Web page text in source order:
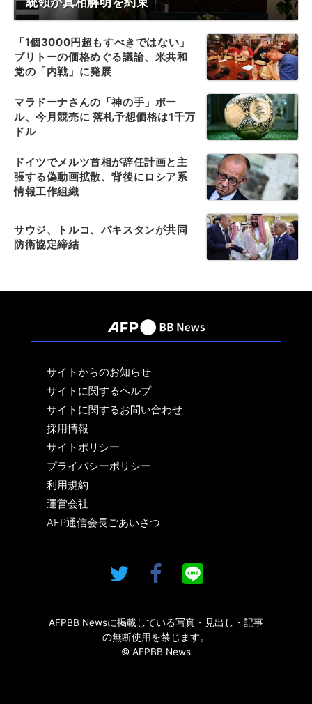
「1個3000円超もすべきではない」
ブリトーの価格めぐる議論、米共和
党の「内戦」に発展
マラドーナさんの「神の手」ボー
ル、今月競売に 落札予想価格は1千万
ドル
ドイツでメルツ首相が辞任計画と主
張する偽動画拡散、背後にロシア系
情報工作組織
サウジ、トルコ、パキスタンが共同
防衛協定締結
サイトからのお知らせ
サイトに関するヘルプ
サイトに関するお問い合わせ
採用情報
サイトポリシー
プライバシーポリシー
利用規約
運営会社
AFP通信会長ごあいさつ
AFPBB Newsに掲載している写真・見出し・記事
の無断使用を禁じます。
© AFPBB News